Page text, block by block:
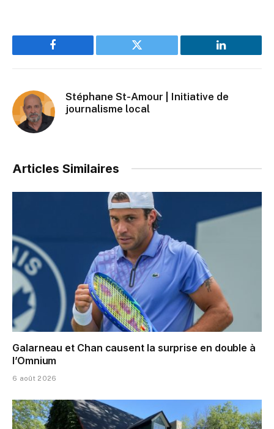
Facebook Twitter LinkedIn
Stéphane St-Amour | Initiative de
journalisme local
Articles Similaires
Galarneau et Chan causent la surprise en double à
l’Omnium
6 août 2026